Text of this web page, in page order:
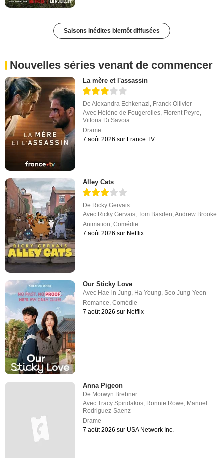
Saisons inédites bientôt diffusées
Nouvelles séries venant de commencer
La mère et l'assassin
DeAlexandra Echkenazi, Franck Ollivier
Avec Hélène de Fougerolles, Florent Peyre,
Vittoria Di Savoia
Drame
7 août 2026 sur France.TV
Alley Cats
De Ricky Gervais
Avec Ricky Gervais,Tom Basden,Andrew Brooke
Animation,Comédie
7 août 2026 sur Netflix
Our Sticky Love
Avec Hae-in Jung Ha Young ,Seo Jung-Yeon
Romance ,Comédie
7 août 2026 sur Netflix
Anna Pigeon
De Morwyn Brebner
AvecTracy Spiridakos, Ronnie Rowe, Manuel
Rodriguez-Saenz
Drame
7 août 2026 sur USA Network Inc.